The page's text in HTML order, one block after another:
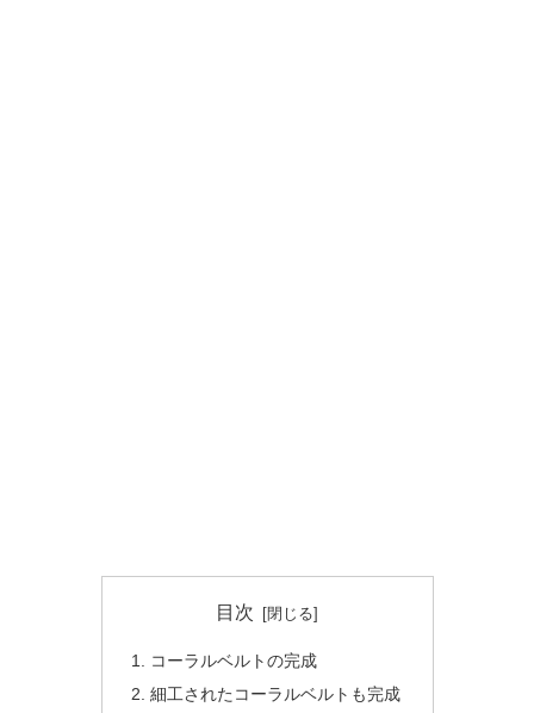
目次
コーラルベルトの完成
細工されたコーラルベルトも完成